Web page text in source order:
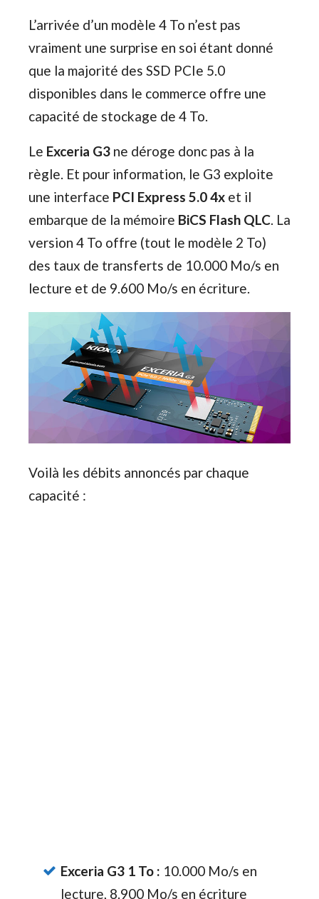
L’arrivée d’un modèle 4 To n’est pas
vraiment une surprise en soi étant donné
que la majorité des SSD PCIe 5.0
disponibles dans le commerce offre une
capacité de stockage de 4 To.
Le Exceria G3 ne déroge donc pas à la
règle. Et pour information, le G3 exploite
une interface PCI Express 5.0 4x et il
embarque de la mémoire BiCS Flash QLC. La
version 4 To offre (tout le modèle 2 To)
des taux de transferts de 10.000 Mo/s en
lecture et de 9.600 Mo/s en écriture.
Voilà les débits annoncés par chaque
capacité :
Exceria G3 1 To : 10.000 Mo/s en
lecture, 8.900 Mo/s en écriture